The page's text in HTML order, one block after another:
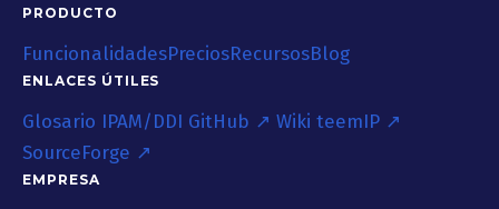
PRODUCTO
FuncionalidadesPreciosRecursosBlog
ENLACES ÚTILES
Glosario IPAM/DDI GitHub ↗ Wiki teemIP ↗
SourceForge ↗
EMPRESA